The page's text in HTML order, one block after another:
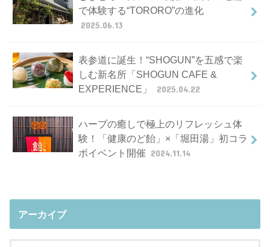
で体験する“TORORO”の進化
2025.06.13
表参道に誕生！“SHOGUN”を五感で楽
しむ新名所「SHOGUN CAFE &
EXPERIENCE」
2025.04.22
ハーブの癒しで極上のリフレッシュ体
験！「健康のど飴」×「堀田湯」初コラ
ボイベント開催 2024.11.14
アーカイブ